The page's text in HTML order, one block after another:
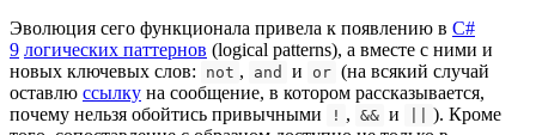
Эволюция сего функционала привела к появлению в C#
9 логических паттернов (logical patterns), а вместе с ними и
новых ключевых слов:
not , and и or (на всякий случай
оставлю ссылку на сообщение, в котором рассказывается,
почему нельзя обойтись привычными
! , && и
). Кроме